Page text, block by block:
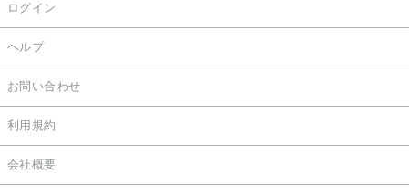
ログイン
ヘルプ
お問い合わせ
利用規約
会社概要